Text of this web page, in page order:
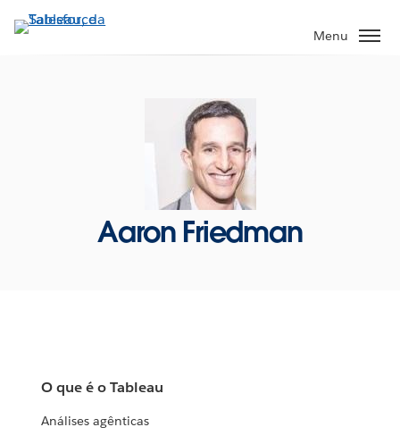
Pular
para
Menu
Aaron Friedman
O que é o Tableau
Análises agênticas